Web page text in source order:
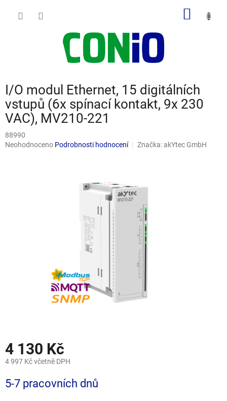
I/O modul Ethernet, 15 digitálních
vstupů (6x spínací kontakt, 9x 230
VAC), MV210-221
88990
Průměrné
Neohodnoceno Podrobnosti hodnocení Značka:akYtec GmbH
4 130 Kč
4 997 Kč včetně DPH
cena:
5-7 pracovních dnů